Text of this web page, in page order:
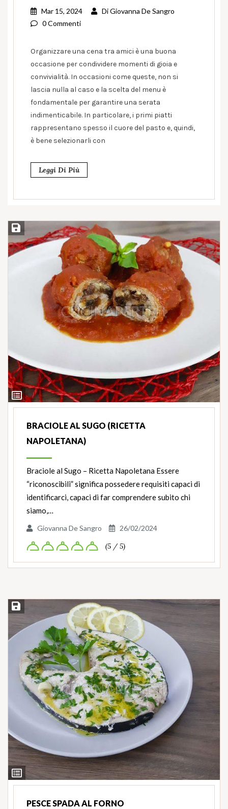
Mar 15, 2024 DiGiovanna De Sangro
0 Commenti
Organizzare una cena tra amici è una buona
occasione per condividere momenti di gioia e
convivialità. In occasioni come queste, non si
lascia nulla al caso e la scelta del menu è
fondamentale per garantire una serata
indimenticabile. In particolare, i primi piatti
rappresentano spesso il cuore del pasto e, quindi,
è bene selezionarli con
Leggi Di Più
Ingredienti
Salva ricetta
BRACIOLE AL SUGO (RICETTA
NAPOLETANA)
Braciole al Sugo – Ricetta Napoletana Essere
“riconoscibili” significa possedere requisiti capaci di
identificarci, capaci di far comprendere subito chi
siamo,…
Giovanna De Sangro 26/02/2024
(5 / 5)
Ingredienti
Salva ricetta
PESCE SPADA AL FORNO